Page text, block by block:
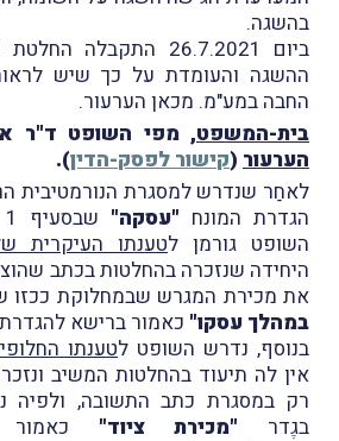
בהשגה.
ביום 26.7.2021
ההשגה והעומדת על כך שיש
החבה במע"מ. מכאן הערעור.
בית-המשפט, מפי השופט ד"ר א'
הערעור (קישור לפסק-הדין).
לאחַר שנדרש למסגרת הנורמטיבית
הגדרת המונח "עסקה"
השופט גורמן לטענתו העיקרית
היחידה שנזכרה בהחלטות בכתב
את מכירת המגרש שבמחלוקת ככזו
במהלך עסקו" כאמור ברישא
בנוסף, נדרש השופט לטענתו
אין לה תיעוד בהחלטות המשיב
רק במסגרת כתב התשובה, ולפיה
בגֶדר "מכירת ציוד" כאמור